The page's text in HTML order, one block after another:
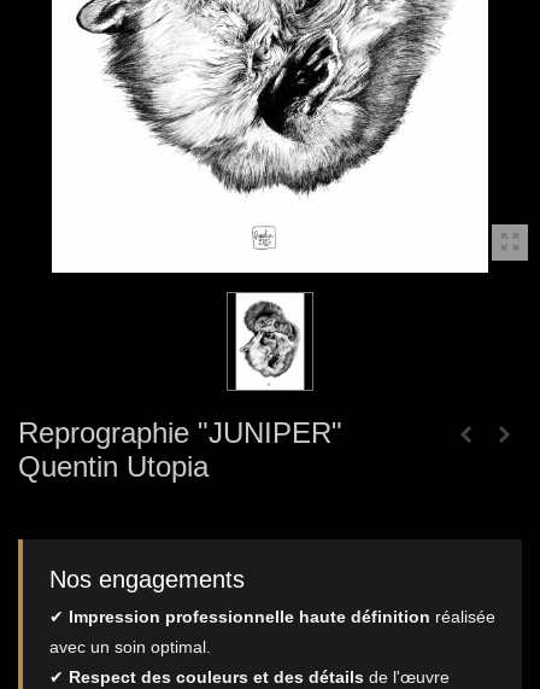
Reprographie "JUNIPER"
Quentin Utopia
Nos engagements
✔ Impression professionnelle haute définition réalisée
avec un soin optimal.
✔ Respect des couleurs et des détails de l'œuvre